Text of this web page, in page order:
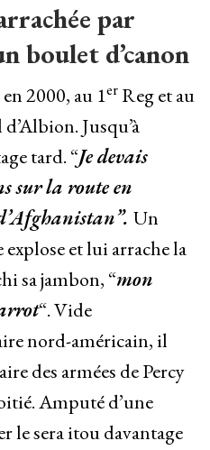
par
boulet d’canon
2000, au 1erReg et au
Jusqu’à
tard. “Je devais
sur la route en
Un
et lui arrache la
sa jambon, “mon
“. Vide
nord-américain, il
des armées de Percy
Amputé d’une
le sera itou davantage